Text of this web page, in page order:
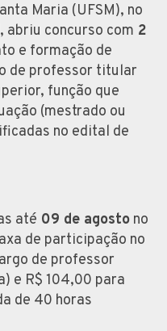
Maria (UFSM), no
abriu concurso com 2
e formação de
de professor titular
função que
(mestrado ou
no edital de
até 09 de agosto no
de participação no
de professor
e R$ 104,00 para
de 40 horas